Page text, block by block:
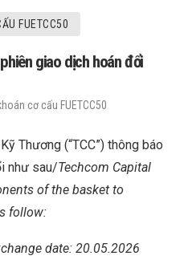
FUETCC50
giao dịch hoán đổi
cơ cấu FUETCC50
Thương (“TCC”) thông báo
như sau/Techcom Capital
of the basket to
follow:
date: 20.05.2026